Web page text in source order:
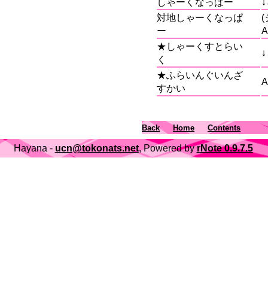
しゃーくなっぱー
対地しゃーくなっぱ
ー
(
★しゃーくすとらい
く
★ふらいんぐいんざ
すかい
Back Home Contents
Hayana - ucn@tokonats.net, Powered byrNote 0.9.7.5